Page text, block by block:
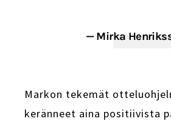
— Mirka
Markon tekemät
keränneet aina positiivista